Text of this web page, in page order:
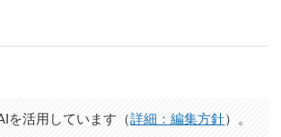
を活用しています（詳細：編集方針）。